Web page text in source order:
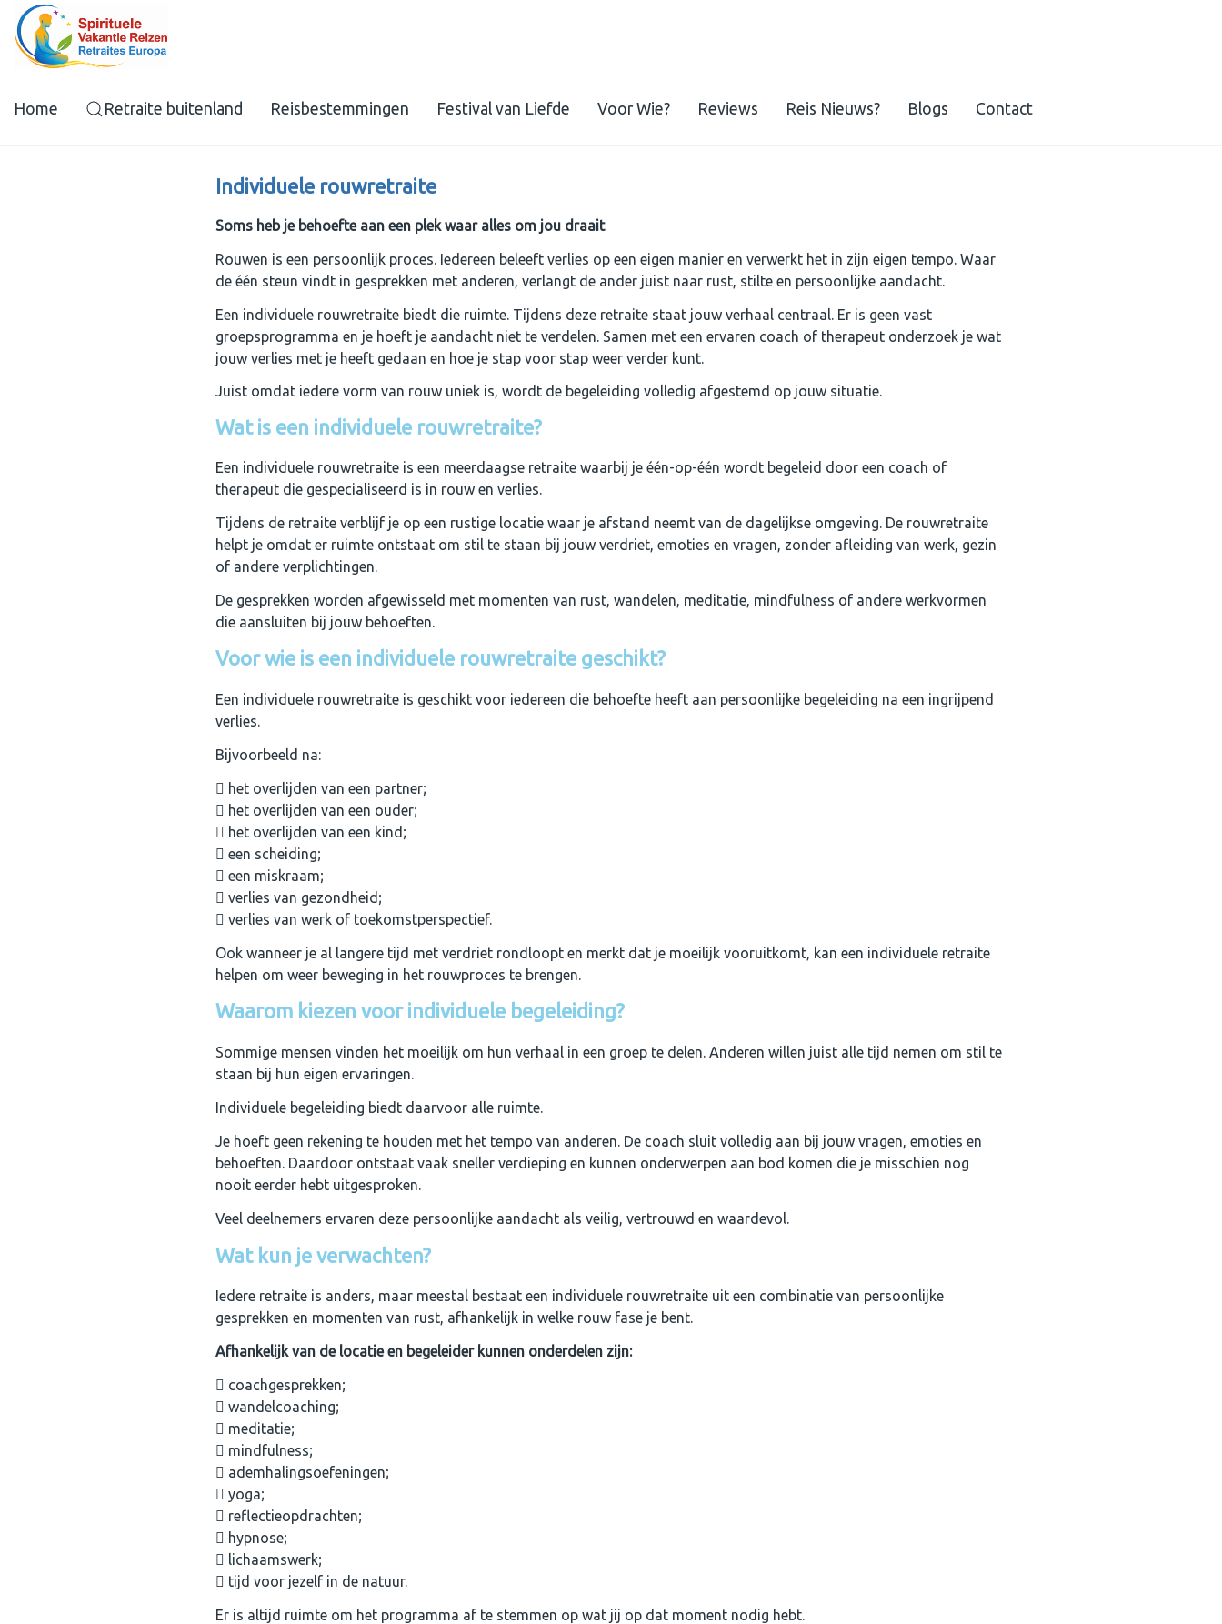
Home Retraite buitenland Reisbestemmingen Festival van Liefde Voor Wie? Reviews Reis Nieuws? Blogs Contact
Individuele rouwretraite
Soms heb je behoefte aan een plek waar alles om jou draait
Rouwen is een persoonlijk proces. Iedereen beleeft verlies op een eigen manier en verwerkt het in zijn eigen tempo. Waar
de één steun vindt in gesprekken met anderen, verlangt de ander juist naar rust, stilte en persoonlijke aandacht.
Een individuele rouwretraite biedt die ruimte. Tijdens deze retraite staat jouw verhaal centraal. Er is geen vast
groepsprogramma en je hoeft je aandacht niet te verdelen. Samen met een ervaren coach of therapeut onderzoek je wat
jouw verlies met je heeft gedaan en hoe je stap voor stap weer verder kunt.
Juist omdat iedere vorm van rouw uniek is, wordt de begeleiding volledig afgestemd op jouw situatie.
Wat is een individuele rouwretraite?
Een individuele rouwretraite is een meerdaagse retraite waarbij je één-op-één wordt begeleid door een coach of
therapeut die gespecialiseerd is in rouw en verlies.
Tijdens de retraite verblijf je op een rustige locatie waar je afstand neemt van de dagelijkse omgeving. De rouwretraite
helpt je omdat er ruimte ontstaat om stil te staan bij jouw verdriet, emoties en vragen, zonder afleiding van werk, gezin
of andere verplichtingen.
De gesprekken worden afgewisseld met momenten van rust, wandelen, meditatie, mindfulness of andere werkvormen
die aansluiten bij jouw behoeften.
Voor wie is een individuele rouwretraite geschikt?
Een individuele rouwretraite is geschikt voor iedereen die behoefte heeft aan persoonlijke begeleiding na een ingrijpend
verlies.
Bijvoorbeeld na:
het overlijden van een partner;
het overlijden van een ouder;
het overlijden van een kind;
een scheiding;
een miskraam;
verlies van gezondheid;
verlies van werk of toekomstperspectief.
Ook wanneer je al langere tijd met verdriet rondloopt en merkt dat je moeilijk vooruitkomt, kan een individuele retraite
helpen om weer beweging in het rouwproces te brengen.
Waarom kiezen voor individuele begeleiding?
Sommige mensen vinden het moeilijk om hun verhaal in een groep te delen. Anderen willen juist alle tijd nemen om stil te
staan bij hun eigen ervaringen.
Individuele begeleiding biedt daarvoor alle ruimte.
Je hoeft geen rekening te houden met het tempo van anderen. De coach sluit volledig aan bij jouw vragen, emoties en
behoeften. Daardoor ontstaat vaak sneller verdieping en kunnen onderwerpen aan bod komen die je misschien nog
nooit eerder hebt uitgesproken.
Veel deelnemers ervaren deze persoonlijke aandacht als veilig, vertrouwd en waardevol.
Wat kun je verwachten?
Iedere retraite is anders, maar meestal bestaat een individuele rouwretraite uit een combinatie van persoonlijke
gesprekken en momenten van rust, afhankelijk in welke rouw fase je bent.
Afhankelijk van de locatie en begeleider kunnen onderdelen zijn:
coachgesprekken;
wandelcoaching;
meditatie;
mindfulness;
ademhalingsoefeningen;
yoga;
reflectieopdrachten;
hypnose;
lichaamswerk;
tijd voor jezelf in de natuur.
Er is altijd ruimte om het programma af te stemmen op wat jij op dat moment nodig hebt.